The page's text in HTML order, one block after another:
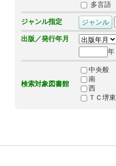
多言語
ジャンル指定
出版／発行年月
年
検索対象図書館
中央般
南
西
ＴＣ堺東